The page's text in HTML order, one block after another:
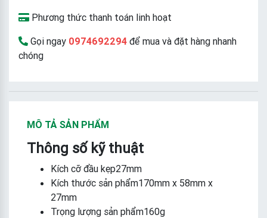
Phương thức thanh toán linh hoạt
Gọi ngay 0974692294 để mua và đặt hàng nhanh
chóng
MÔ TẢ SẢN PHẨM
Thông số kỹ thuật
Kích cỡ đầu kẹp27mm
Kích thước sản phẩm170mm x 58mm x
27mm
Trọng lượng sản phẩm160g